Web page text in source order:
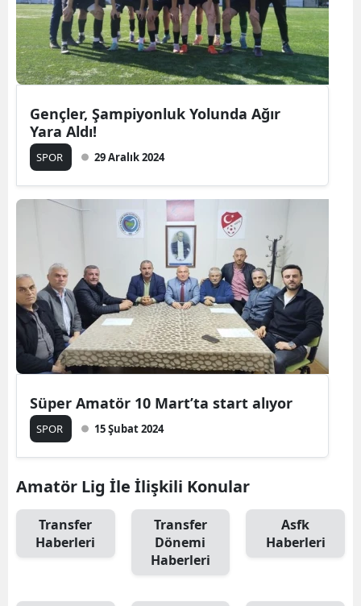
Gençler, Şampiyonluk Yolunda Ağır
Yara Aldı!
SPOR 29 Aralık 2024
Süper Amatör 10 Mart’ta start alıyor
SPOR 15 Şubat 2024
Amatör Lig İle İlişkili Konular
Transfer
Haberleri
Transfer
Dönemi
Haberleri
Asfk
Haberleri